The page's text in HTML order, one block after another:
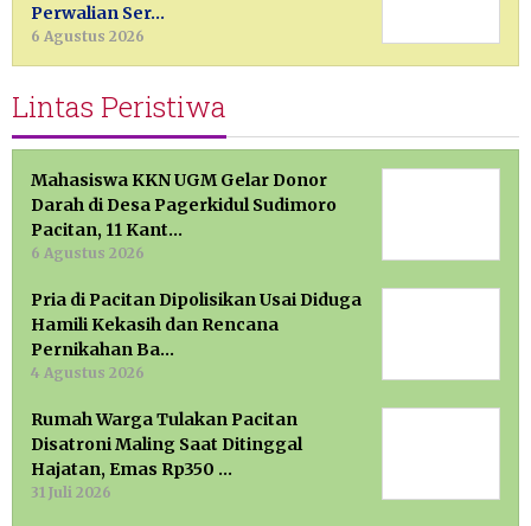
Perwalian Ser…
6 Agustus 2026
Lintas Peristiwa
Mahasiswa KKN UGM Gelar Donor
Darah di Desa Pagerkidul Sudimoro
Pacitan, 11 Kant…
6 Agustus 2026
Pria di Pacitan Dipolisikan Usai Diduga
Hamili Kekasih dan Rencana
Pernikahan Ba…
4 Agustus 2026
Rumah Warga Tulakan Pacitan
Disatroni Maling Saat Ditinggal
Hajatan, Emas Rp350 …
31 Juli 2026